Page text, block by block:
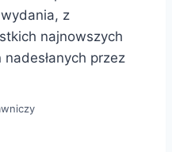
z
najnowszych
nadesłanych przez